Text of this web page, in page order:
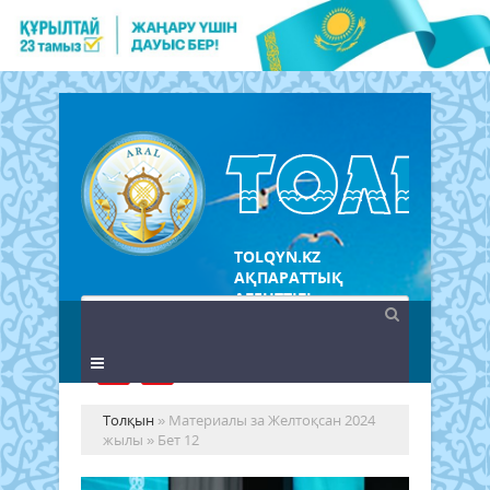
TOLQYN.KZ
АҚПАРАТТЫҚ
АГЕНТТІГІ
Толқын » Материалы за Желтоқсан 2024
жылы » Бет 12